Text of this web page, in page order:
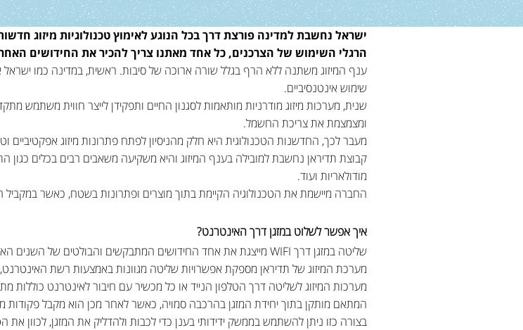
ישראל נחשבת למדינה פורצת דרך בכל הנוגע לאימוץ טכנולוגיות מיזוג
הרגלי השימוש של הצרכנים, כל אחד מאתנו צריך להכיר את החידושים
ענף המיזוג משתנה ללא הרף בגלל שורה ארוכה של סיבות. ראשית, במדינה כמו ישראל
שימוש אינטנסיביים.
שנית, מערכות מיזוג מודרניות מותאמות לסגנון החיים ותפקידן לייצר חווית משתמש
ומצמצמת את צריכת החשמל.
מעבר לכך, החדשנות הטכנולוגית היא חלק מהניסיון לפתח פתרונות מיזוג אפקטיביים
קבוצת תדיראן נחשבת למובילה בענף המיזוג והיא משקיעה משאבים רבים בכלים כגון
מודולאריות ועוד.
החברה מיישמת את הטכנולוגיה הקיימת בתוך מוצרים ופתרונות בשטח, כאשר במקביל
איך אפשר לשלוט במזגן דרך האינטרנט?
שליטה במזגן דרך WIFI מייצגת את אחד החידושים המתבקשים והבולטים של השנים האחרונות.
מערכת המיזוג של תדיראן מספקת אפשרויות שליטה מגוונות באמצעות רשת האינטרנט,
מערכות המיזוג לשליטה דרך הטלפון הנייד או כל מכשיר עם חיבור לאינטרנט כוללות
המתאם מותקן בתוך יחידת המזגן בהרכבה סמויה, כאשר לאחר מכן הוא מקבל פקודות
בצורה כזו ניתן להשתמש בממשק ידידותי בענן כדי לכבות ולהדליק את המזגן, לכוון